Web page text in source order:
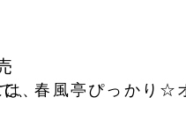
ュール頁には、